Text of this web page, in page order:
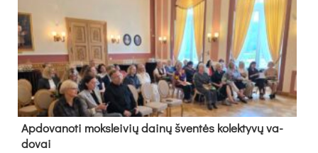
Ap­do­va­no­ti moks­lei­vių dai­nų šven­tės ko­lek­ty­vų va­
do­vai